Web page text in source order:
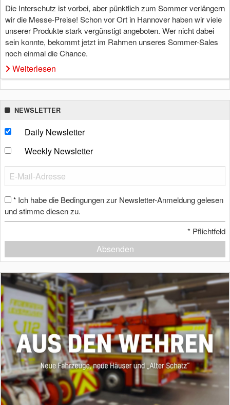
Die Interschutz ist vorbei, aber pünktlich zum Sommer verlängern
wir die Messe-Preise! Schon vor Ort in Hannover haben wir viele
unserer Produkte stark vergünstigt angeboten. Wer nicht dabei
sein konnte, bekommt jetzt im Rahmen unseres Sommer-Sales
noch einmal die Chance.
Weiterlesen
NEWSLETTER
Daily Newsletter
Weekly Newsletter
* Ich habe die Bedingungen zur Newsletter-Anmeldung gelesen
und stimme diesen zu.
* Pflichtfeld
Absenden